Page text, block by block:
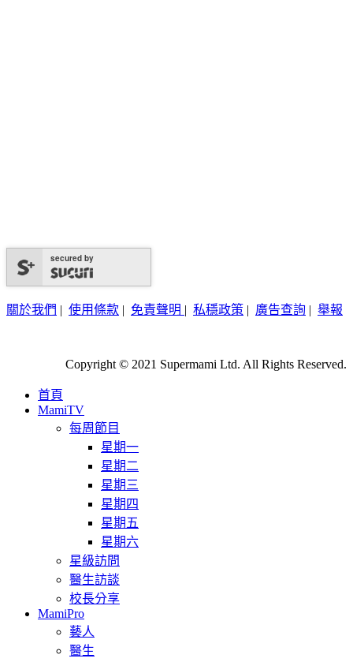
secured by
關於我們 | 使用條款 | 免責聲明 | 私穩政策 | 廣告查詢 | 舉報
Copyright © 2021 Supermami Ltd. All Rights Reserved.
首頁
MamiTV
每周節目
星期一
星期二
星期三
星期四
星期五
星期六
星級訪問
醫生訪談
校長分享
MamiPro
藝人
醫生